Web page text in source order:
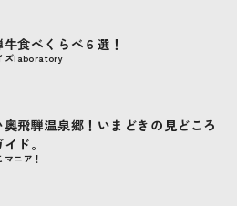
ズlaboratory
食べくらべ６選！
ニア！
奥飛騨温泉郷！いまどきの見どころ
ド。